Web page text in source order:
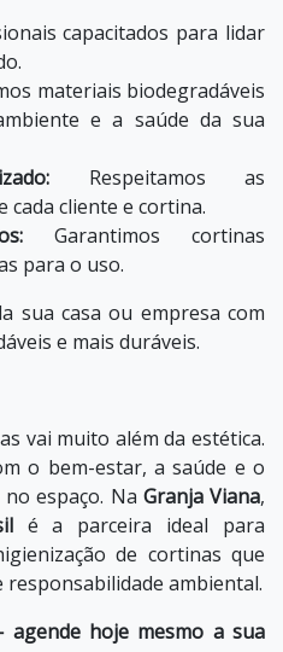
capacitados para lidar
materiais biodegradáveis
e a saúde da sua
Respeitamos as
cada cliente e cortina.
Garantimos cortinas
para o uso.
sua casa ou empresa com
e mais duráveis.
vai muito além da estética.
o bem-estar, a saúde e o
espaço. Na Granja Viana,
é a parceira ideal para
de cortinas que
responsabilidade ambiental.
hoje mesmo a sua